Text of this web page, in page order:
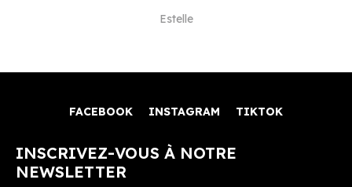
Estelle
FACEBOOK INSTAGRAM TIKTOK
INSCRIVEZ-VOUS À NOTRE
NEWSLETTER